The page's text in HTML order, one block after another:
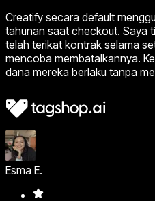
Creatify secara default
tahunan saat checkout. Saya
telah terikat kontrak selama
mencoba membatalkannya.
dana mereka berlaku tanpa
Esma E.